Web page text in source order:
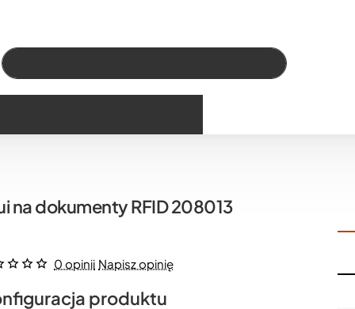
Szukaj…
na dokumenty RFID 208013
0 opinii Napisz opinię
produktu